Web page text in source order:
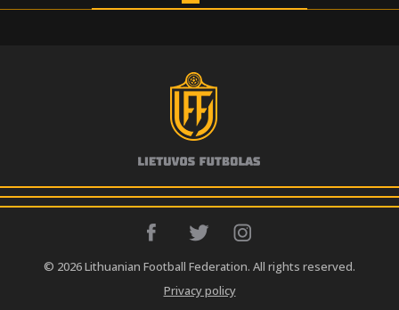
© 2026 Lithuanian Football Federation. All rights reserved.
Privacy policy